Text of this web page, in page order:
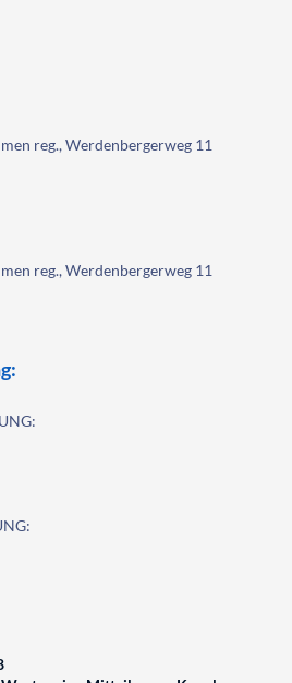
reg., Werdenbergerweg 11
reg., Werdenbergerweg 11